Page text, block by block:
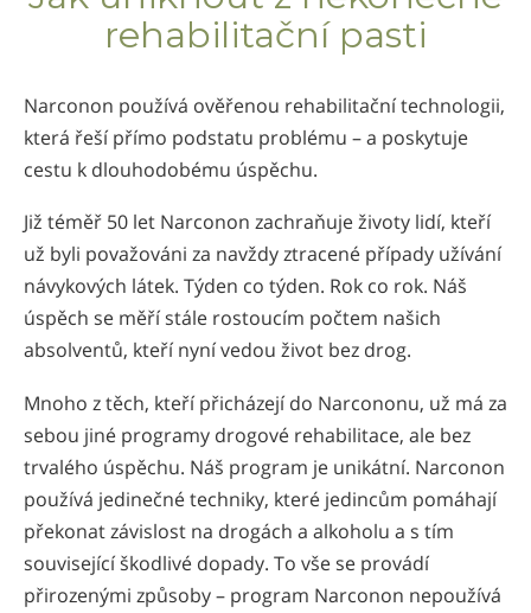
rehabilitační pasti
Narconon používá ověřenou rehabilitační technologii,
která řeší přímo podstatu problému – a poskytuje
cestu k dlouhodobému úspěchu.
Již téměř 50 let Narconon zachraňuje životy lidí, kteří
už byli považováni za navždy ztracené případy užívání
návykových látek. Týden co týden. Rok co rok. Náš
úspěch se měří stále rostoucím počtem našich
absolventů, kteří nyní vedou život bez drog.
Mnoho z těch, kteří přicházejí do Narcononu, už má za
sebou jiné programy drogové rehabilitace, ale bez
trvalého úspěchu. Náš program je unikátní. Narconon
používá jedinečné techniky, které jedincům pomáhají
překonat závislost na drogách a alkoholu a s tím
související škodlivé dopady. To vše se provádí
přirozenými způsoby – program Narconon nepoužívá